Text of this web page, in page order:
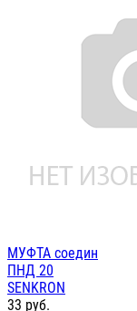
МУФТА соедин
ПНД 20
SENKRON
33 руб.